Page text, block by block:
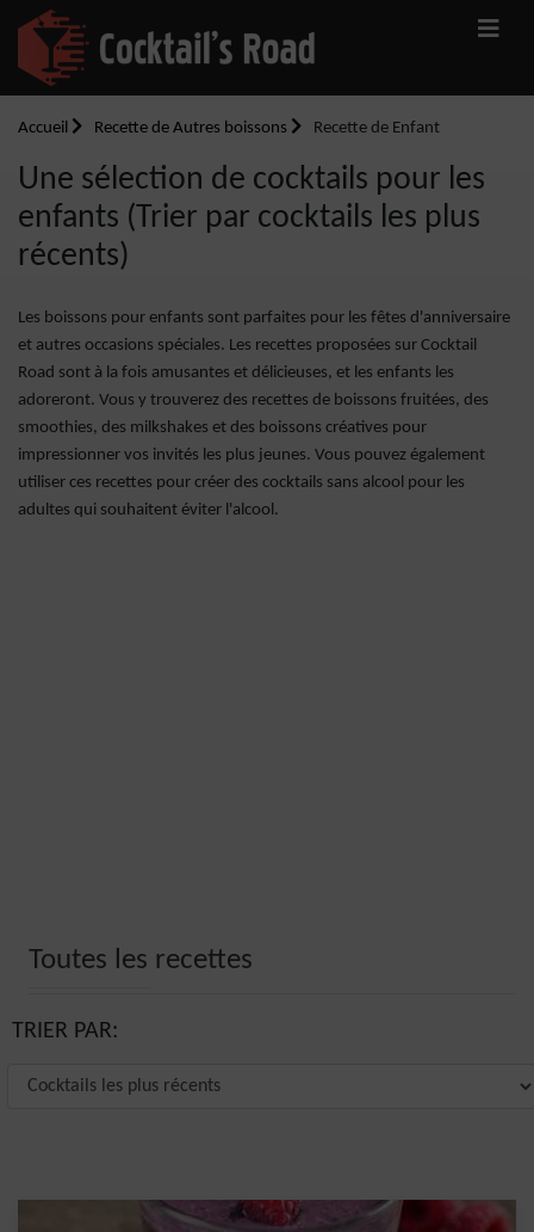
Accueil Recette de Autres boissons Recette de Enfant
Une sélection de cocktails pour les
enfants (Trier par cocktails les plus
récents)
Les boissons pour enfants sont parfaites pour les fêtes d'anniversaire
et autres occasions spéciales. Les recettes proposées sur Cocktail
Road sont à la fois amusantes et délicieuses, et les enfants les
adoreront. Vous y trouverez des recettes de boissons fruitées, des
smoothies, des milkshakes et des boissons créatives pour
impressionner vos invités les plus jeunes. Vous pouvez également
utiliser ces recettes pour créer des cocktails sans alcool pour les
adultes qui souhaitent éviter l'alcool.
Toutes les recettes
TRIER PAR: